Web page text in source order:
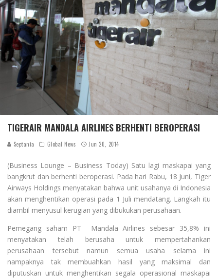
TIGERAIR MANDALA AIRLINES BERHENTI BEROPERASI
Septania Global News Jun 20, 2014
(Business Lounge – Business Today) Satu lagi maskapai yang
bangkrut dan berhenti beroperasi. Pada hari Rabu, 18 Juni, Tiger
Airways Holdings menyatakan bahwa unit usahanya di Indonesia
akan menghentikan operasi pada 1 Juli mendatang. Langkah itu
diambil menyusul kerugian yang dibukukan perusahaan.
Pemegang saham PT Mandala Airlines sebesar 35,8% ini
menyatakan telah berusaha untuk mempertahankan
perusahaan tersebut namun semua usaha selama ini
nampaknya tak membuahkan hasil yang maksimal dan
diputuskan untuk menghentikan segala operasional maskapai